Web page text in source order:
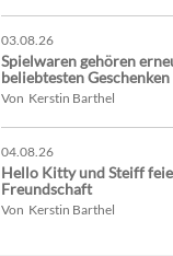
03.08.26
Spielwaren gehören
beliebtesten Geschenken
Von Kerstin Barthel
04.08.26
Hello Kitty und Steiff
Freundschaft
Von Kerstin Barthel